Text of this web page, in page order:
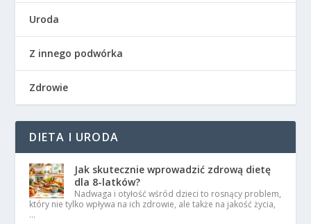
Uroda
Z innego podwórka
Zdrowie
DIETA I URODA
Jak skutecznie wprowadzić zdrową dietę
dla 8-latków?
Nadwaga i otyłość wśród dzieci to rosnący problem,
który nie tylko wpływa na ich zdrowie, ale także na jakość życia,
…